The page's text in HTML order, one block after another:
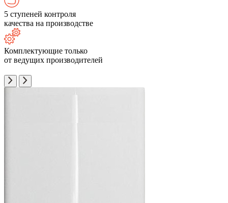
5 ступеней контроля
качества на производстве
Комплектующие только
от ведущих производителей